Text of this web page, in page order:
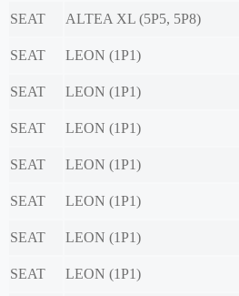
SEAT
ALTEA XL (5P5, 5P8)
SEAT
LEON (1P1)
SEAT
LEON (1P1)
SEAT
LEON (1P1)
SEAT
LEON (1P1)
SEAT
LEON (1P1)
SEAT
LEON (1P1)
SEAT
LEON (1P1)